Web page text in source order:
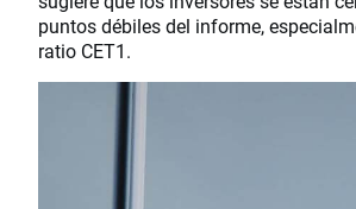
puntos débiles del informe,
ratio CET1.